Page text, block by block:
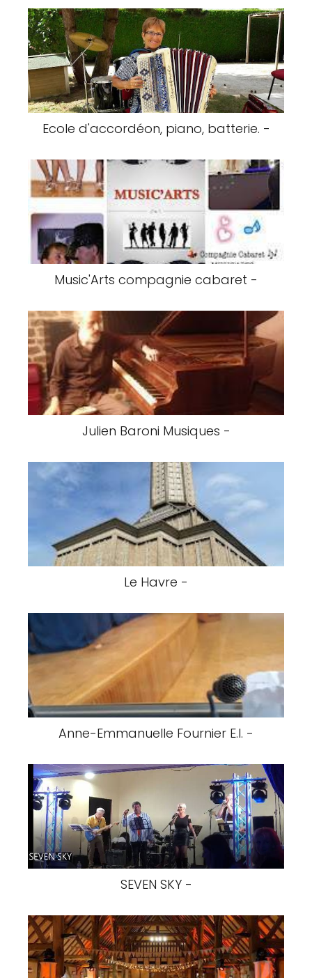
Ecole d'accordéon, piano, batterie. -
Music'Arts compagnie cabaret -
Julien Baroni Musiques -
Le Havre -
Anne-Emmanuelle Fournier E.I. -
SEVEN SKY -